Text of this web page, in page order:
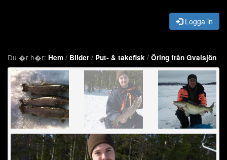
Logga in
Du �r h�r: Hem / Bilder / Put- & takefisk / Öring från Gvalsjön